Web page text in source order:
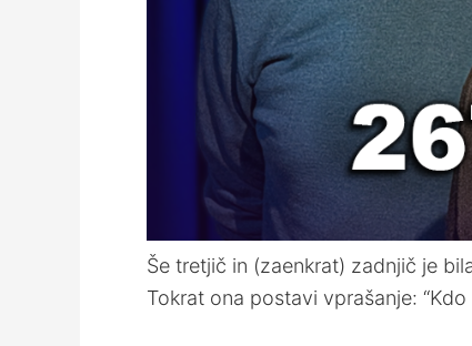
Še tretjič in (zaenkrat) zadnjič je
Tokrat ona postavi vprašanje: